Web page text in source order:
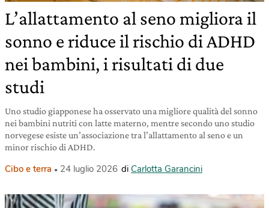
L’allattamento al seno migliora il
sonno e riduce il rischio di ADHD
nei bambini, i risultati di due
studi
Uno studio giapponese ha osservato una migliore qualità del sonno
nei bambini nutriti con latte materno, mentre secondo uno studio
norvegese esiste un’associazione tra l’allattamento al seno e un
minor rischio di ADHD.
Cibo e terra 24 luglio 2026 di Carlotta Garancini